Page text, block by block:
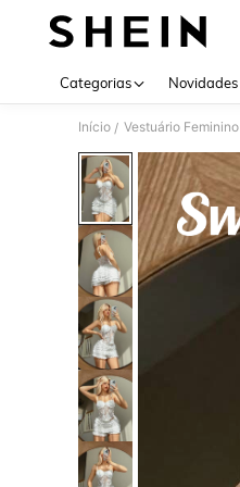
Categorias Novidades
Início / Vestuário Feminino